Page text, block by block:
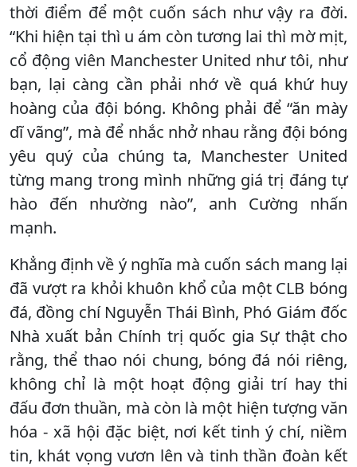
thời điểm để một cuốn sách như vậy ra đời.
“Khi hiện tại thì u ám còn tương lai thì mờ mịt,
cổ động viên Manchester United như tôi, như
bạn, lại càng cần phải nhớ về quá khứ huy
hoàng của đội bóng. Không phải để “ăn mày
dĩ vãng”, mà để nhắc nhở nhau rằng đội bóng
yêu quý của chúng ta, Manchester United
từng mang trong mình những giá trị đáng tự
hào đến nhường nào”, anh Cường nhấn
mạnh.
Khẳng định về ý nghĩa mà cuốn sách mang lại
đã vượt ra khỏi khuôn khổ của một CLB bóng
đá, đồng chí Nguyễn Thái Bình, Phó Giám đốc
Nhà xuất bản Chính trị quốc gia Sự thật cho
rằng, thể thao nói chung, bóng đá nói riêng,
không chỉ là một hoạt động giải trí hay thi
đấu đơn thuần, mà còn là một hiện tượng văn
hóa - xã hội đặc biệt, nơi kết tinh ý chí, niềm
tin, khát vọng vươn lên và tinh thần đoàn kết